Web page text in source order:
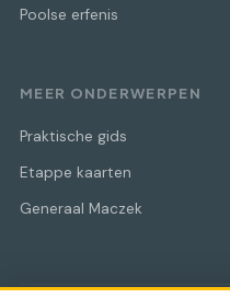
Poolse erfenis
MEER ONDERWERPEN
Praktische gids
Etappe kaarten
Generaal Maczek